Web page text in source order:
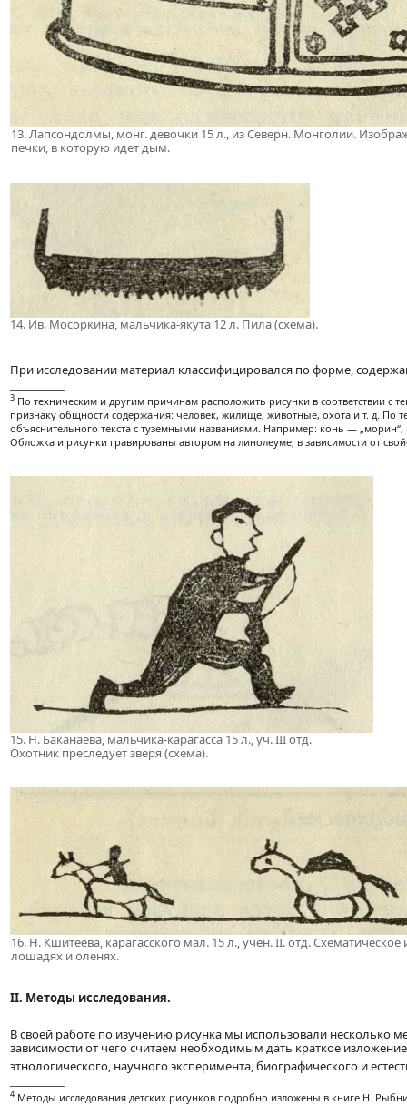
13. Лапсондолмы, монг. девочки 15 л., из Северн. Монголии.
печки, в которую идет дым.
14. Ив. Мосоркина, мальчика-якута 12 л. Пила (схема).
При исследовании материал классифицировался по форме,
3 По техническим и другим причинам расположить рисунки в соответствии с
признаку общности содержания: человек, жилище, животные, охота и т. д.
объяснительного текста с туземными названиями. Например: конь — „морин“,
Обложка и рисунки гравированы автором на линолеуме; в зависимости от
15. Н. Баканаева, мальчика-карагасса 15 л., уч. III отд.
Охотник преследует зверя (схема).
16. Н. Кшитеева, карагасского мал. 15 л., учен. II. отд.
лошадях и оленях.
II. Методы исследования.
В своей работе по изучению рисунка мы использовали несколько
зависимости от чего считаем необходимым дать краткое
этнологического, научного эксперимента, биографического и
4 Методы исследования детских рисунков подробно изложены в книге Н.